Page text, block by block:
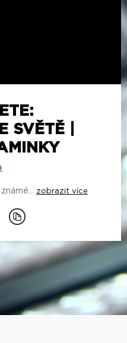
SVĚTĚ |
zobrazit více